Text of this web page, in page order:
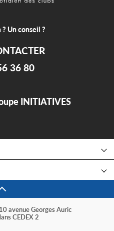
Un conseil ?
36 80
INITIATIVES
avenue Georges Auric
CEDEX 2